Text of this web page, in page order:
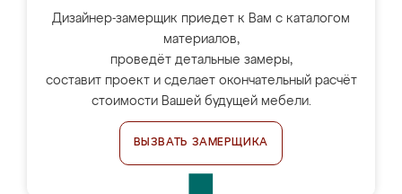
Дизайнер-замерщик приедет к Вам с каталогом
материалов,
проведёт детальные замеры,
составит проект и сделает окончательный расчёт
стоимости Вашей будущей мебели.
ВЫЗВАТЬ ЗАМЕРЩИКА